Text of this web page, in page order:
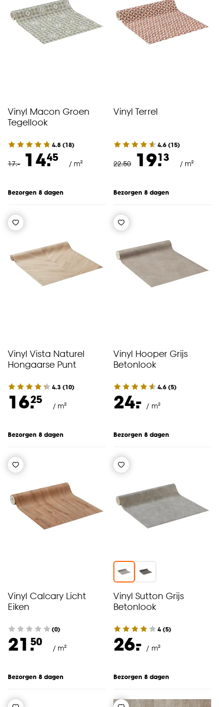
Vinyl Macon Groen
Tegellook
4.8 (18)
17.- 14.45
/ m²
Bezorgen 8 dagen
Vinyl Terrel
4.6 (15)
22.50 19.13
/ m²
Bezorgen 8 dagen
Vinyl Vista Naturel
Hongaarse Punt
4.3 (10)
16.25
/ m²
Bezorgen 8 dagen
Vinyl Hooper Grijs
Betonlook
4.6 (5)
24.
- / m²
Bezorgen 8 dagen
Vinyl Calcary Licht
Eiken
(0)
21.50
/ m²
Bezorgen 8 dagen
Vinyl Sutton Grijs
Betonlook
4(5)
26.
- / m²
Bezorgen 8 dagen